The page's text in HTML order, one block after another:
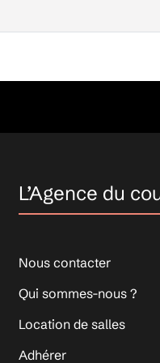
L’Agence du
Nous contacter
Qui sommes-nous ?
Location de salles
Adhérer